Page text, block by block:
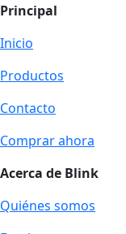
Principal
Inicio
Productos
Contacto
Comprar ahora
Acerca de Blink
Quiénes somos